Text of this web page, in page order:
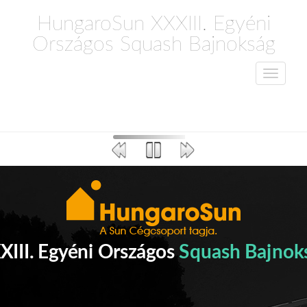
HungaroSun XXXIII. Egyéni
Országos Squash Bajnokság
Múzeum